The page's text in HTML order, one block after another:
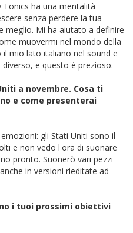
ha una mentalità
senza perdere la tua
meglio. Mi ha aiutato a definire
muovermi nel mondo della
mio lato italiano nel sound e
e questo è prezioso.
a novembre. Cosa ti
e come presenterai
gli Stati Uniti sono il
e non vedo l'ora di suonare
pronto. Suonerò vari pezzi
in versioni rieditate ad
i tuoi prossimi obiettivi